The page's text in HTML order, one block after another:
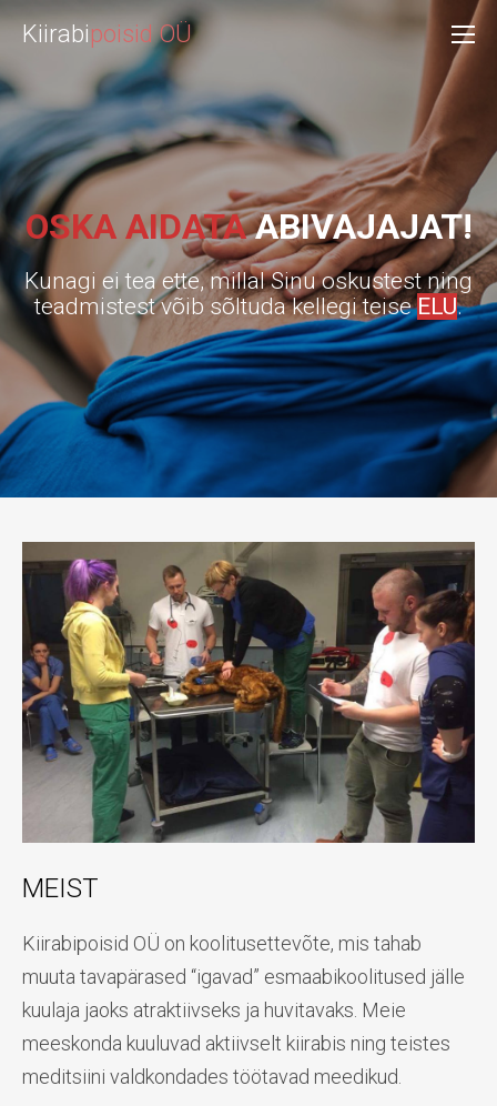
Kiirabipoisid OÜ
OSKA AIDATAABIVAJAJAT!
Kunagi ei tea ette, millal Sinu oskustest ning
teadmistest võib sõltuda kellegi teiseELU.
MEIST
Kiirabipoisid OÜ on koolitusettevõte, mis tahab
muuta tavapärased “igavad” esmaabikoolitused jälle
kuulaja jaoks atraktiivseks ja huvitavaks. Meie
meeskonda kuuluvad aktiivselt kiirabis ning teistes
meditsiini valdkondades töötavad meedikud.